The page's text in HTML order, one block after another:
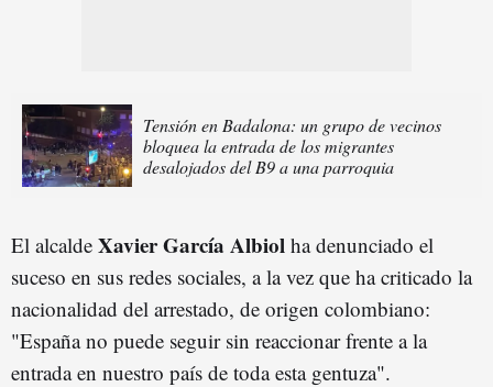
Tensión en Badalona: un grupo de vecinos
bloquea la entrada de los migrantes
desalojados del B9 a una parroquia
El alcalde Xavier García Albiol ha denunciado el
suceso en sus redes sociales, a la vez que ha criticado la
nacionalidad del arrestado, de origen colombiano:
"España no puede seguir sin reaccionar frente a la
entrada en nuestro país de toda esta gentuza".